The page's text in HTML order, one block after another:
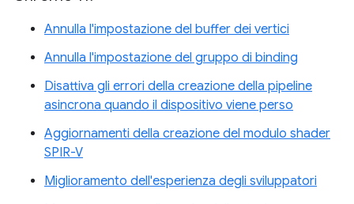
Annulla l'impostazione del buffer dei vertici
Annulla l'impostazione del gruppo di binding
Disattiva gli errori della creazione della pipeline
asincrona quando il dispositivo viene perso
Aggiornamenti della creazione del modulo shader
SPIR-V
Miglioramento dell'esperienza degli sviluppatori